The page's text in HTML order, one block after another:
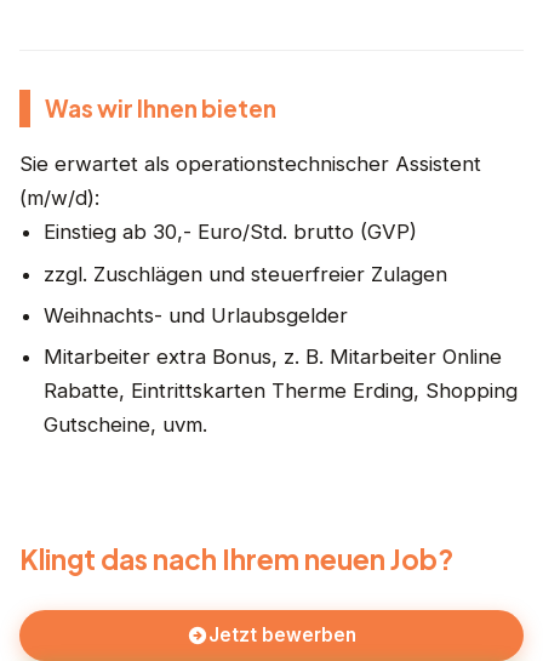
Was wir Ihnen bieten
Sie erwartet als operationstechnischer Assistent
(m/w/d):
Einstieg ab 30,- Euro/Std. brutto (GVP)
zzgl. Zuschlägen und steuerfreier Zulagen
Weihnachts- und Urlaubsgelder
Mitarbeiter extra Bonus, z. B. Mitarbeiter Online
Rabatte, Eintrittskarten Therme Erding, Shopping
Gutscheine, uvm.
Klingt das nach Ihrem neuen Job?
Jetzt bewerben